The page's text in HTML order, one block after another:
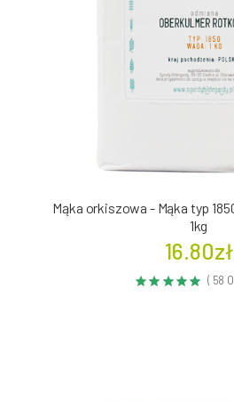
Mąka orkiszowa - Mąka typ
1kg
16.80zł
( 58